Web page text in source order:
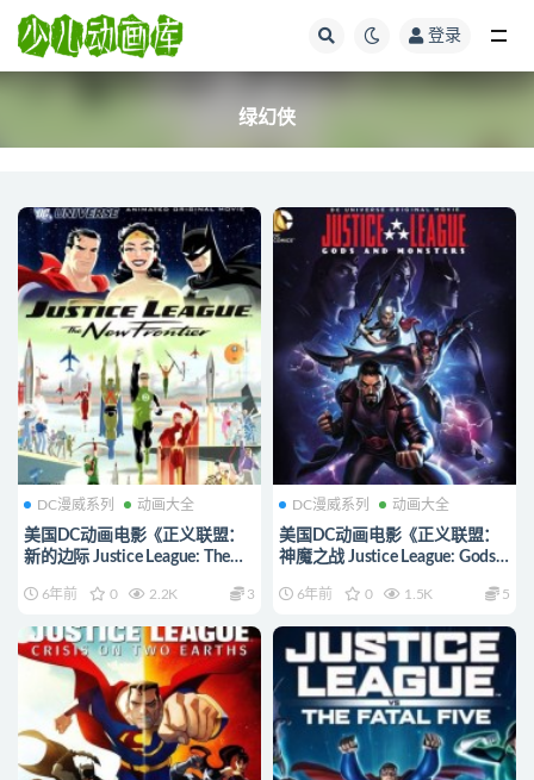
登录
绿幻侠
DC漫威系列 动画大全
美国DC动画电影《正义联盟：
新的边际 Justice League: The
1080P/MP4/1.57G 正义联盟动
6年前 0 2.2K 3
DC漫威系列 动画大全
美国DC动画电影《正义联盟：
神魔之战 Justice League: Gods
720P/MKV/1.68G 正义联盟动
6年前 0 1.5K 5